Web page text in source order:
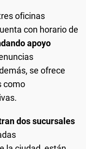
oficinas
con horario de
apoyo
se ofrece
como
dos sucursales